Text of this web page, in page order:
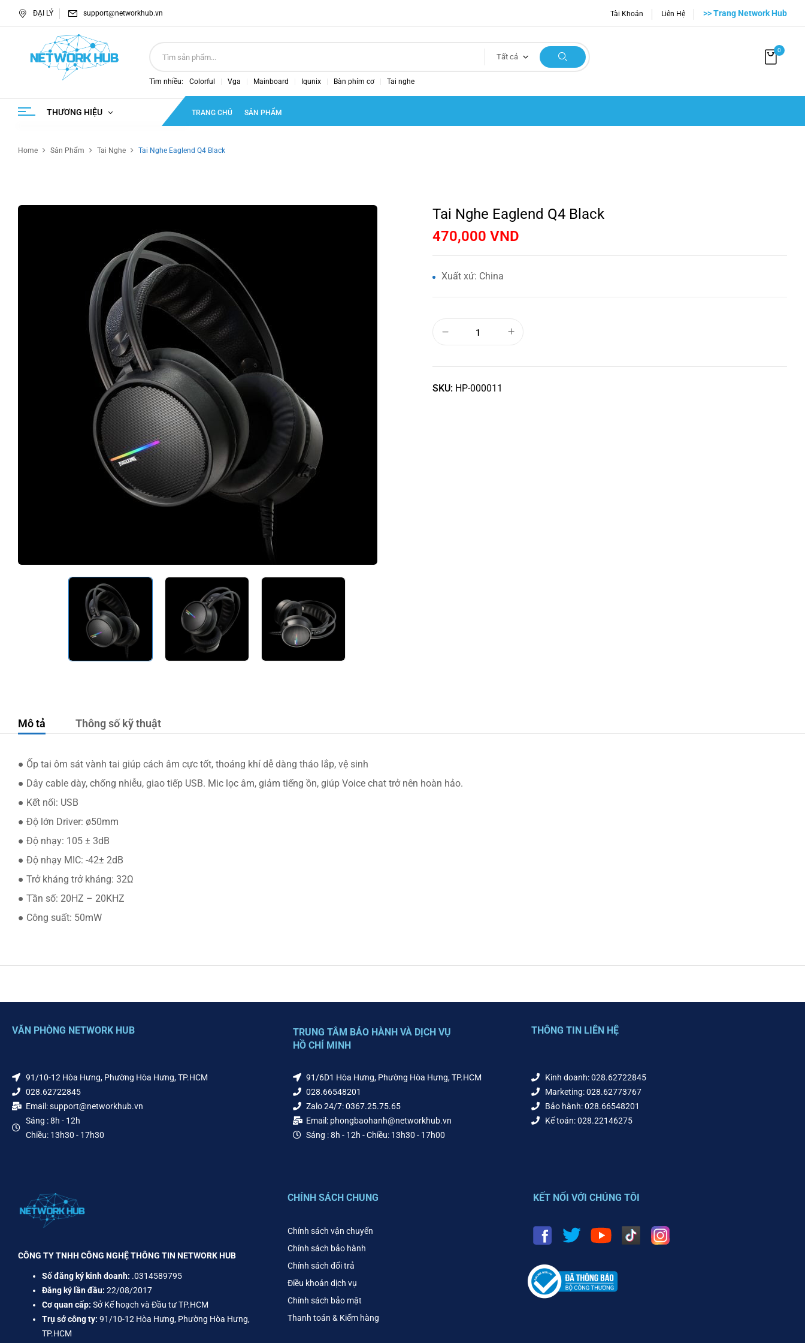
ĐẠI LÝ support@networkhub.vn Tài Khoản Liên Hệ >> Trang Network Hub
Tất cả
Tìm nhiều: Colorful Vga Mainboard Iqunix Bàn phím cơ Tai nghe
0
THƯƠNG HIỆU TRANG CHỦ SẢN PHẨM
Home Sản Phẩm Tai Nghe Tai Nghe Eaglend Q4 Black
Tai Nghe Eaglend Q4 Black
470,000 VND
Xuất xứ: China
SKU: HP-000011
Mô tả Thông số kỹ thuật
● Ốp tai ôm sát vành tai giúp cách âm cực tốt, thoáng khí dễ dàng tháo lắp, vệ sinh
● Dây cable dày, chống nhiễu, giao tiếp USB. Mic lọc âm, giảm tiếng ồn, giúp Voice chat trở nên hoàn hảo.
● Kết nối: USB
● Độ lớn Driver: ø50mm
● Độ nhạy: 105 ± 3dB
● Độ nhạy MIC: -42± 2dB
● Trở kháng trở kháng: 32Ω
● Tần số: 20HZ – 20KHZ
● Công suất: 50mW
VĂN PHÒNG NETWORK HUB
91/10-12 Hòa Hưng, Phường Hòa Hưng, TP.HCM
028.62722845
Email: support@networkhub.vn
Sáng : 8h - 12h
Chiều: 13h30 - 17h30
TRUNG TÂM BẢO HÀNH VÀ DỊCH VỤ
HỒ CHÍ MINH
91/6D1 Hòa Hưng, Phường Hòa Hưng, TP.HCM
028.66548201
Zalo 24/7: 0367.25.75.65
Email: phongbaohanh@networkhub.vn
Sáng : 8h - 12h - Chiều: 13h30 - 17h00
THÔNG TIN LIÊN HỆ
Kinh doanh: 028.62722845
Marketing: 028.62773767
Bảo hành: 028.66548201
Kế toán: 028.22146275
CÔNG TY TNHH CÔNG NGHỆ THÔNG TIN NETWORK HUB
Số đăng ký kinh doanh: .0314589795
Đăng ký lần đầu: 22/08/2017
Cơ quan cấp: Sở Kế hoạch và Đầu tư TP.HCM
Trụ sở công ty: 91/10-12 Hòa Hưng, Phường Hòa Hưng,
TP.HCM
CHÍNH SÁCH CHUNG
Chính sách vận chuyển
Chính sách bảo hành
Chính sách đổi trả
Điều khoản dịch vụ
Chính sách bảo mật
Thanh toán & Kiểm hàng
KẾT NỐI VỚI CHÚNG TÔI